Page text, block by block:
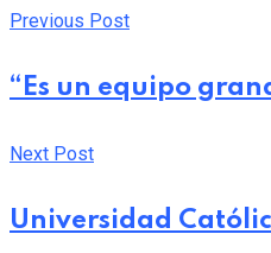
Previous Post
“Es un equipo
Next Post
Universidad